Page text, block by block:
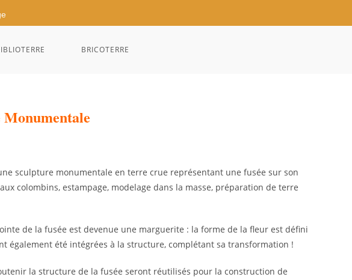
BRICOTERRE
une sculpture monumentale en terre crue représentant une fusée sur son
colombins, estampage, modelage dans la masse, préparation de terre
de la fusée est devenue une marguerite : la forme de la fleur est défini
également été intégrées à la structure, complétant sa transformation !
la structure de la fusée seront réutilisés pour la construction de